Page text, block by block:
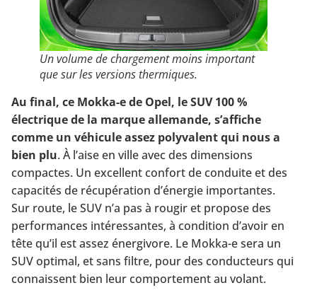
Un volume de chargement moins important
que sur les versions thermiques.
Au final, ce Mokka-e de Opel, le SUV 100 %
électrique de la marque allemande, s’affiche
comme un véhicule assez polyvalent qui nous a
bien plu. À l’aise en ville avec des dimensions
compactes. Un excellent confort de conduite et des
capacités de récupération d’énergie importantes.
Sur route, le SUV n’a pas à rougir et propose des
performances intéressantes, à condition d’avoir en
tête qu’il est assez énergivore. Le Mokka-e sera un
SUV optimal, et sans filtre, pour des conducteurs qui
connaissent bien leur comportement au volant.